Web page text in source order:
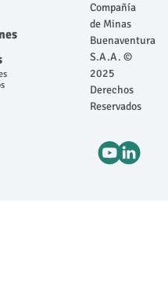
Compañía
de Minas
Buenaventura
S.A.A. ©
2025
Derechos
Reservados